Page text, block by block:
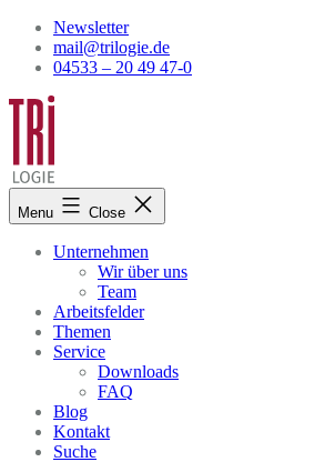
Skip
content
Newsletter
mail@trilogie.de
04533 – 20 49 47-0
Menu Close
Unternehmen
Wir über uns
Team
Arbeitsfelder
Themen
Service
Downloads
FAQ
Blog
Kontakt
Suche